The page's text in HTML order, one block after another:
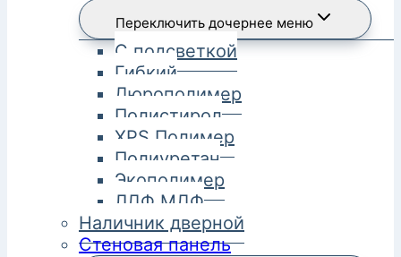
Переключить дочернее меню
С подсветкой
Гибкий
Дюрополимер
Полистирол
XPS Полимер
Полиуретан
Экополимер
ЛДФ МДФ
Наличник дверной
Стеновая панель